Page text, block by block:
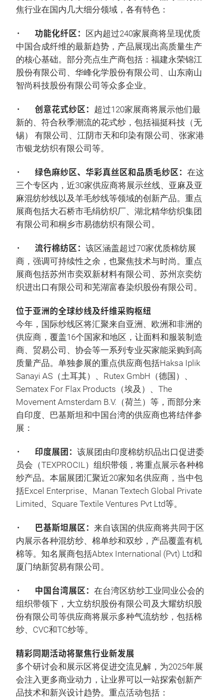
焦行业在国内几大细分领域，各有特色：
· 功能化纤区：
区内超过240家展商将呈现优质
中国合成纤维的最新趋势，产品展现出高质量生产
的核心基础。部分亮点生产商包括：福建永荣锦江
股份有限公司、华峰化学股份有限公司、山东南山
智尚科技股份有限公司等众多企业。
· 创意花式纱区：
超过120家展商将展示他们最
新的、符合秋季潮流的花式纱，包括福挺科技（无
锡） 有限公司、江阴市天和印染有限公司、张家港
市银龙纺织有限公司等。
· 绿色麻纱区、华彩真丝区和品质毛纱区： 在这
三个专区内，近30家供应商将展示丝线、亚麻及亚
麻混纺纱线以及羊毛纱线等领域的创新产品。重点
展商包括大石桥市毛绢纺织厂、湖北精华纺织集团
有限公司和桐乡市易德纺织有限公司。
· 流行棉纺区： 该区涵盖超过70家优质棉纺展
商，强调可持续性之余，也聚焦技术与时尚。重点
展商包括苏州市奕双新材料有限公司、苏州京奕纺
织进出口有限公司和芜湖富春染织股份有限公司。
位于亚洲的全球纱线及纤维采购枢纽
今年，国际纱线区将汇聚来自亚洲、欧洲和非洲的
供应商，覆盖16个国家和地区，让面料和服装制造
商、贸易公司、协会等一系列专业买家能采购到高
质量产品。单独参展的重点供应商包括Haksa Iplik
Sanayi AS（土耳其）、Rutex GmbH（德国）、
Sematex For Flax Products（埃及）、The
Movement Amsterdam B.V.（荷兰）等，而部分来
自印度、巴基斯坦和中国台湾的供应商也将结伴参
展：
· 印度展团： 该展团由印度棉纺织品出口促进委
员会（TEXPROCIL）组织带领，将重点展示各种棉
纱产品。本届展团汇聚近20家知名供应商，当中包
括Excel Enterprise、Manan Textech Global Private
Limited、Square Textile Ventures Pvt Ltd等。
· 巴基斯坦展区： 来自该国的供应商将共同于区
内展示各种混纺纱、棉单纱和双纱，产品覆盖有机
棉等。知名展商包括Abtex International (Pvt) Ltd和
厦门纳新贸易有限公司。
· 中国台湾展区： 在台湾区纺纱工业同业公会的
组织带领下，大立纺织股份有限公司及大耀纺织股
份有限公司等供应商将展示多种气流纺纱，包括棉
纱、CVC和TC纱等。
精彩同期活动将聚焦行业新发展
多个研讨会和展示区将促进交流见解，为2025年展
会注入更多商业动力，让业界可以一站探索创新产
品技术和新兴设计趋势。重点活动包括：